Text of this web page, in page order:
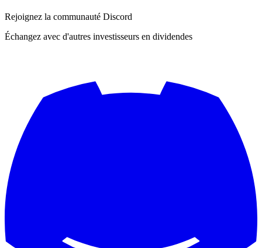
Rejoignez la communauté Discord
Échangez avec d'autres investisseurs en dividendes